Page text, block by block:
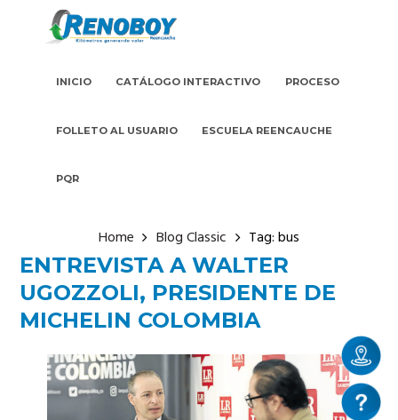
INICIO CATÁLOGO INTERACTIVO PROCESO
FOLLETO AL USUARIO ESCUELA REENCAUCHE
PQR
Home Blog Classic Tag: bus
ENTREVISTA A WALTER
UGOZZOLI, PRESIDENTE DE
MICHELIN COLOMBIA